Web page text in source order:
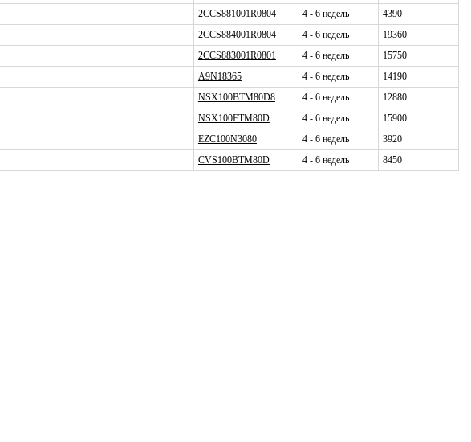
2CCS881001R0804 4 - 6 недель
4390
2CCS884001R0804 4 - 6 недель
19360
2CCS883001R0801 4 - 6 недель
15750
A9N18365 4 - 6 недель
14190
NSX100BTM80D8 4 - 6 недель
12880
NSX100FTM80D 4 - 6 недель
15900
EZC100N3080 4 - 6 недель
3920
CVS100BTM80D 4 - 6 недель 8450